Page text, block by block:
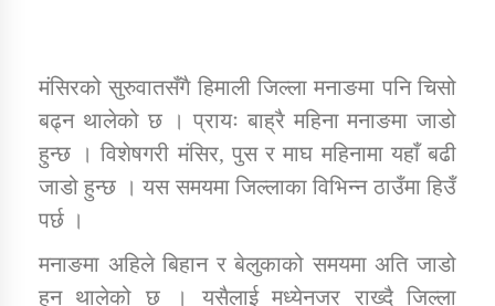
डिभिजन कार्यालय जुम्लाको सुचना सन्देश
कर्णाली प्रविधि शिक्षालय जुम्लाको सुचना
मंसिरको सुरुवातसँगै हिमाली जिल्ला मनाङमा पनि चिसो
बढ्न थालेको छ । प्रायः बाह्रै महिना मनाङमा जाडो
हुन्छ । विशेषगरी मंसिर, पुस र माघ महिनामा यहाँ बढी
जाडो हुन्छ । यस समयमा जिल्लाका विभिन्न ठाउँमा हिउँ
पर्छ ।
मनाङमा अहिले बिहान र बेलुकाको समयमा अति जाडो
हुन थालेको छ । यसैलाई मध्येनजर राख्दै जिल्ला